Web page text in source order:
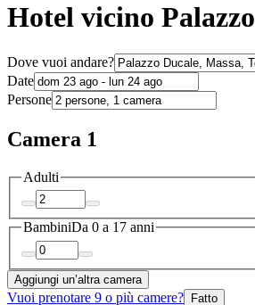
Hotel vicino
Dove vuoi andare?
Date
Persone
Camera 1
Adulti
BambiniDa 0 a 17 anni
Aggiungi un’altra camera
Vuoi prenotare 9 o più camere? Fatto